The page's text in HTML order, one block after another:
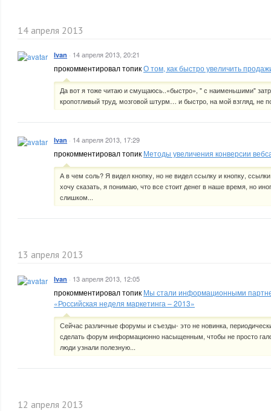
14 апреля 2013
Ivan · 14 апреля 2013, 20:21
прокомментировал топикО том, как быстро увеличить
Да вот я тоже читаю и смущаюсь..«быстро», " с наименьшими"
кропотливый труд, мозговой штурм… и быстро, на мой взгляд, не
Ivan · 14 апреля 2013, 17:29
прокомментировал топик Методы увеличения конверсии
А в чем соль? Я видел кнопку, но не видел ссылку и кнопку,
хочу сказать, я понимаю, что все стоит денег в наше время, но
слишком...
13 апреля 2013
Ivan · 13 апреля 2013, 12:05
прокомментировал топик Мы стали информационными
«Российская неделя маркетинга – 2013»
Сейчас различные форумы и съезды- это не новинка,
сделать форум информационно насыщенным, чтобы не просто
люди узнали полезную...
12 апреля 2013